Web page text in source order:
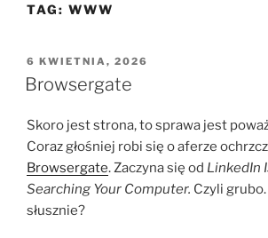
TAG: WWW
OPUBLIKOWANE
W
6 KWIETNIA, 2026
Browsergate
Skoro jest strona, to sprawa jest
Coraz głośniej robi się o aferze
Browsergate. Zaczyna się od LinkedIn
Searching Your Computer. Czyli
słusznie?